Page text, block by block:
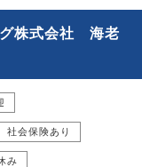
グ株式会社 海老
社会保険あり
み